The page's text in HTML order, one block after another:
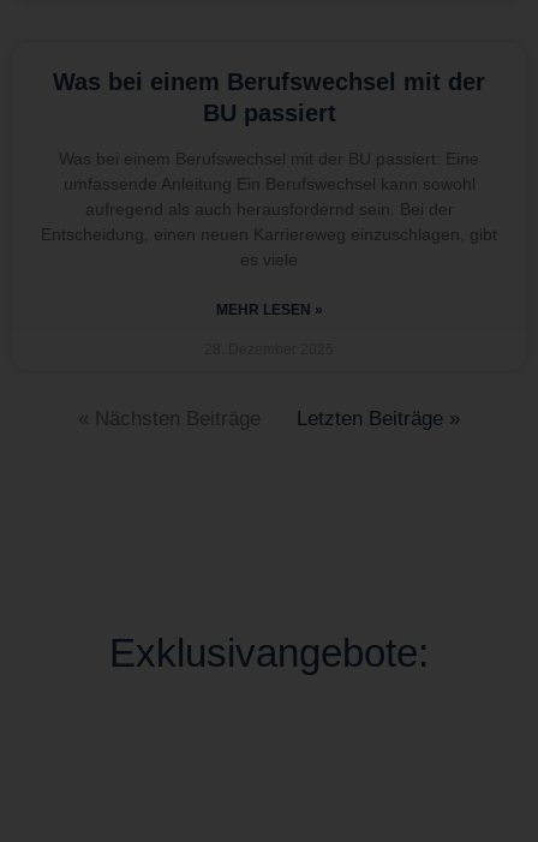
Was bei einem Berufswechsel mit der
BU passiert
Was bei einem Berufswechsel mit der BU passiert: Eine
umfassende Anleitung Ein Berufswechsel kann sowohl
aufregend als auch herausfordernd sein. Bei der
Entscheidung, einen neuen Karriereweg einzuschlagen, gibt
es viele
MEHR LESEN »
« Nächsten Beiträge Letzten Beiträge »
Exklusivangebote: